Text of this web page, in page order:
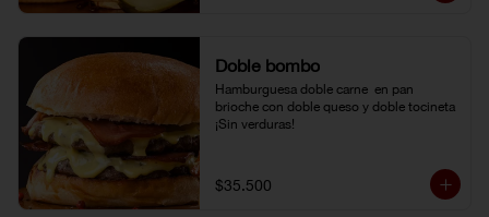
Doble bombo
Hamburguesa doble carne  en pan
brioche con doble queso y doble tocineta
¡Sin verduras!
$35.500